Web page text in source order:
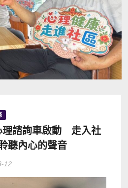
理諮詢車啟動 走入社
聽內心的聲音
12